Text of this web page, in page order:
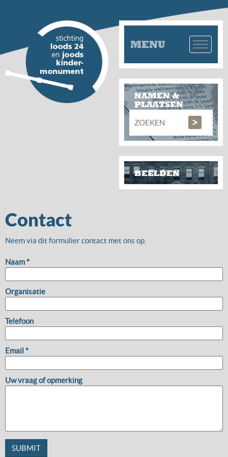
MENU
NAMEN &
PLAATSEN
BEELDEN
Contact
Neem via dit formulier contact met ons op.
Naam *
Organisatie
Telefoon
Email *
Uw vraag of opmerking